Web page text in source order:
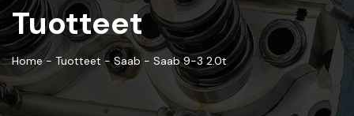
Tuotteet
Home- Tuotteet -Saab- Saab 9-3 2.0t